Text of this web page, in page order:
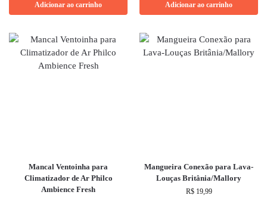
Adicionar ao carrinho Adicionar ao carrinho
Mancal Ventoinha para
Climatizador de Ar Philco
Ambience Fresh
Mangueira Conexão para Lava-
Louças Britânia/Mallory
R$19,99